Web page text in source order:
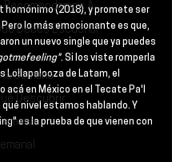
Recomendamos A...
Debes Escuchar
Semana
Descubrir
homónimo (2018), y promete ser
lo más emocionante es que,
un nuevo single que ya puedes
. Si los viste romperla
Lollapalooza de Latam, el
acá en México en el
Tecate Pa'l
qué nivel estamos hablando. Y
es la prueba de que vienen con